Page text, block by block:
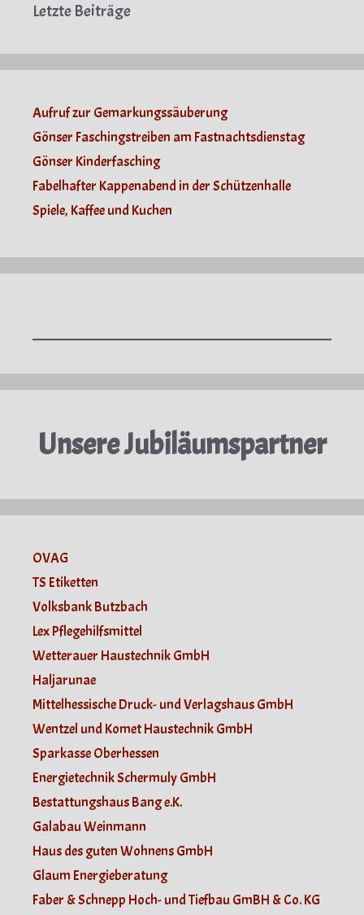
Letzte Beiträge
Aufruf zur Gemarkungssäuberung
Gönser Faschingstreiben am Fastnachtsdienstag
Gönser Kinderfasching
Fabelhafter Kappenabend in der Schützenhalle
Spiele, Kaffee und Kuchen
Unsere Jubiläumspartner
OVAG
TS Etiketten
Volksbank Butzbach
Lex Pflegehilfsmittel
Wetterauer Haustechnik GmbH
Haljarunae
Mittelhessische Druck- und Verlagshaus GmbH
Wentzel und Komet Haustechnik GmbH
Sparkasse Oberhessen
Energietechnik Schermuly GmbH
Bestattungshaus Bang e.K.
Galabau Weinmann
Haus des guten Wohnens GmbH
Glaum Energieberatung
Faber & Schnepp Hoch- und Tiefbau GmBH & Co. KG